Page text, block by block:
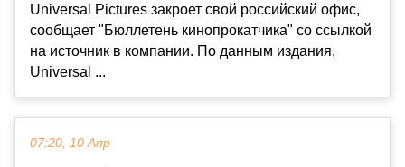
Universal Pictures закроет свой российский офис,
сообщает "Бюллетень кинопрокатчика" со ссылкой
на источник в компании. По данным издания,
Universal ...
07:20, 10 Апр